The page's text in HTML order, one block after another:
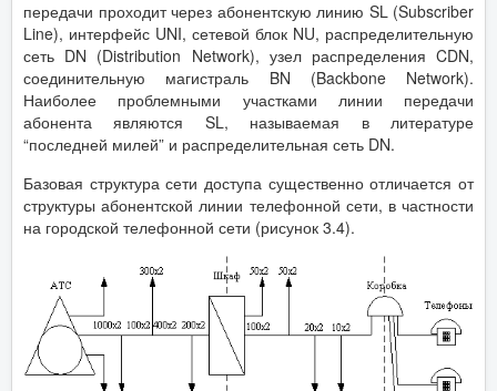
передачи проходит через абонентскую линию SL (Subscriber
Line), интерфейс UNI, сетевой блок NU, распределительную
сеть DN (Distribution Network), узел распределения CDN,
соединительную магистраль BN (Backbone Network).
Наиболее проблемными участками линии передачи
абонента являются SL, называемая в литературе
“последней милей” и распределительная сеть DN.
Базовая структура сети доступа существенно отличается от
структуры абонентской линии телефонной сети, в частности
на городской телефонной сети (рисунок 3.4).